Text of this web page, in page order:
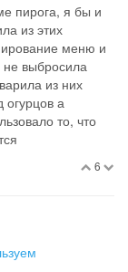
пирога, я бы и
из этих
меню и
не выбросила
из них
а
то, что
6